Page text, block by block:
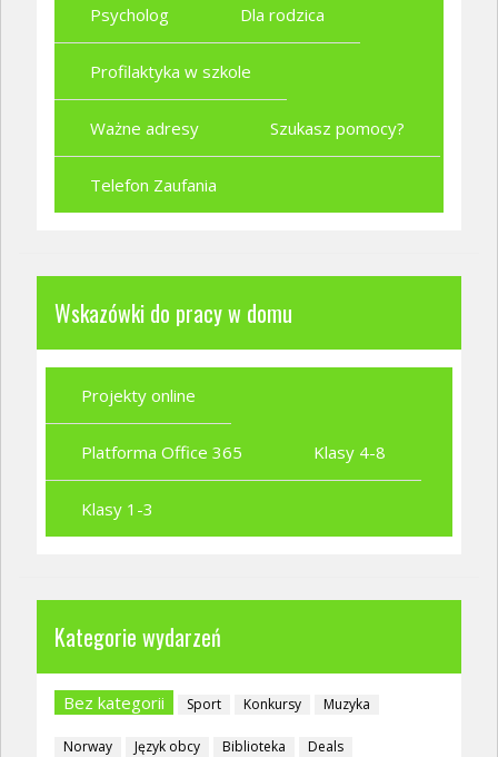
Psycholog Dla rodzica
Profilaktyka w szkole
Ważne adresy Szukasz pomocy?
Telefon Zaufania
Wskazówki do pracy w domu
Projekty online
Platforma Office 365 Klasy 4-8
Klasy 1-3
Kategorie wydarzeń
Bez kategorii Sport Konkursy Muzyka
Norway Język obcy Biblioteka Deals